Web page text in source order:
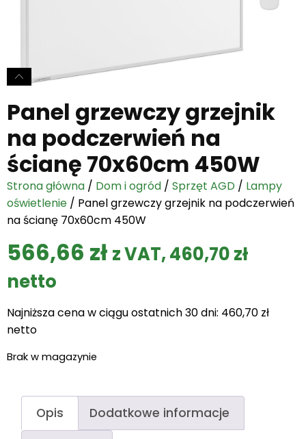
Panel grzewczy grzejnik
na podczerwień na
ścianę 70x60cm 450W
Strona główna / Dom i ogród / Sprzęt AGD / Lampy
oświetlenie / Panel grzewczy grzejnik na podczerwień
na ścianę 70x60cm 450W
566,66 zł z VAT,460,70zł
netto
Najniższa cena w ciągu ostatnich 30 dni: 460,70 zł
netto
Brak w magazynie
Opis Dodatkowe informacje